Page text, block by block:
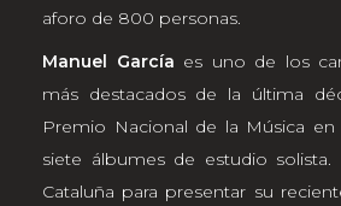
aforo de 800 personas.
Manuel García es uno de los
más destacados de la última
Premio Nacional de la Música
siete álbumes de estudio solista.
Cataluña para presentar su